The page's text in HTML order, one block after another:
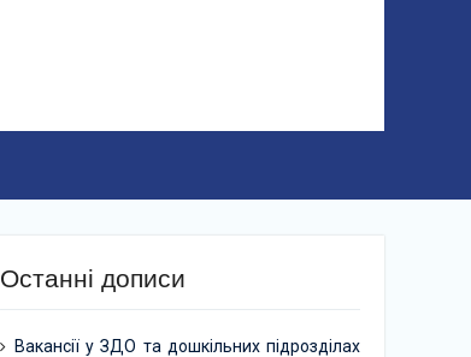
Останні дописи
Вакансії у ЗДО та дошкільних підрозділах